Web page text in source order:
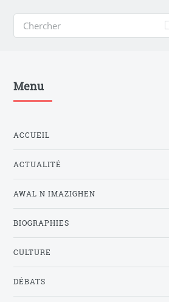
Menu
ACCUEIL
ACTUALITÉ
AWAL N IMAZIGHEN
BIOGRAPHIES
CULTURE
DÉBATS